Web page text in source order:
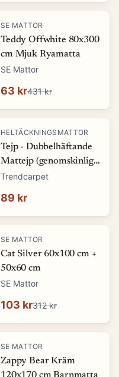
-85%
SE MATTOR
Teddy Offwhite 80x300
cm Mjuk Ryamatta
SE Mattor
63 kr431 kr
HELTÄCKNINGSMATTOR
Tejp - Dubbelhäftande
Mattejp (genomskinlig)
(Storlek: 5 x 1500 cm)
Trendcarpet
89 kr
-67%
SE MATTOR
Cat Silver 60x100 cm +
50x60 cm
SE Mattor
103 kr312 kr
-68%
SE MATTOR
Zappy Bear Kräm